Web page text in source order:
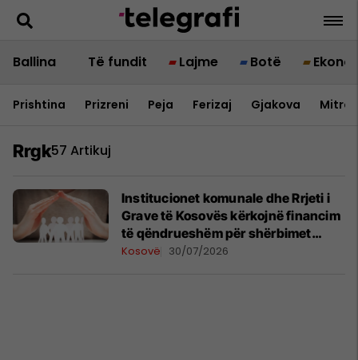
Ballina Të fundit Lajme Botë
Prishtina Prizreni Peja Ferizaj Gjakova
Rrgk57 Artikuj
Institucionet komunale dhe Rrjeti i
Grave të Kosovës kërkojnë financim
të qëndrueshëm për shërbimet
sociale
Kosovë 30/07/2026